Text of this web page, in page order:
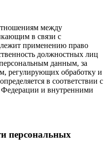
между
в связи с
применению право
должностных лиц
данным, за
регулирующих обработку и
в соответствии с
Федерации и внутренними
персональных